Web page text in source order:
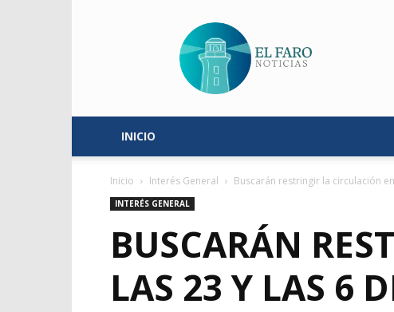
Faro
Noticias
INICIO
Inicio Interés General Buscarán restringir la circulación
INTERÉS GENERAL
BUSCARÁN
LAS 23 Y LAS 6